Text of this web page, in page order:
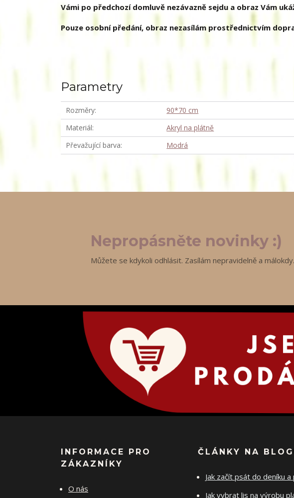
Vámi po předchozí domluvě nezávazně sejdu a obraz Vám
Pouze osobní předání, obraz nezasílám prostřednictvím
Parametry
Rozměry
90*70 cm
Materiál
Akryl na plátně
Převažující barva
Modrá
Nepropásněte novinky :)
Můžete se kdykoli odhlásit. Zasílám nepravidelně a málokdy.
INFORMACE PRO
ZÁKAZNÍKY
O nás
ČLÁNKY NA
Jak začít psát do deníku a
Jak vybrat lis na výrobu